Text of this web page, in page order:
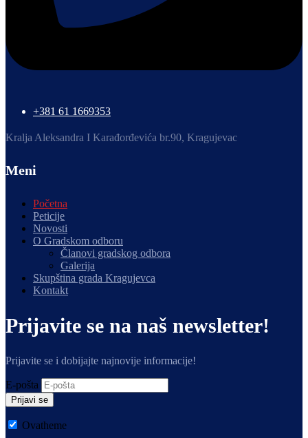
+381 61 1669353
Kralja Aleksandra I Karađorđevića br.90, Kragujevac
Meni
Početna
Peticije
Novosti
O Gradskom odboru
Članovi gradskog odbora
Galerija
Skupština grada Kragujevca
Kontakt
Prijavite se na naš newsletter!
Prijavite se i dobijajte najnovije informacije!
E-pošta
Prijavi se
Ovatheme